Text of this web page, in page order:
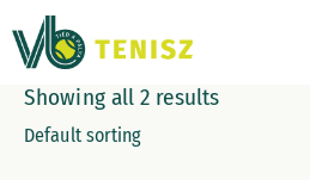
Showing all 2 results